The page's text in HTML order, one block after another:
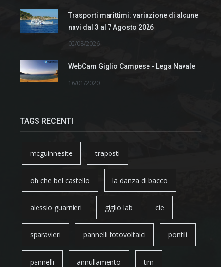
Trasporti marittimi: variazione di alcune
navi dal 3 al 7 Agosto 2026
02/08/2026
WebCam Giglio Campese - Lega Navale
16/01/2020
TAGS RECENTI
mcguinnesite traposti
oh che bel castello la danza di bacco
alessio guarnieri giglio lab cie
sparavieri pannelli fotovoltaici pontili
pannelli annullamento tim